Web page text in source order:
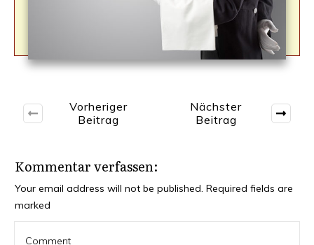
Vorheriger
Beitrag
Nächster
Beitrag
Kommentar verfassen:
Your email address will not be published. Required fields are
marked